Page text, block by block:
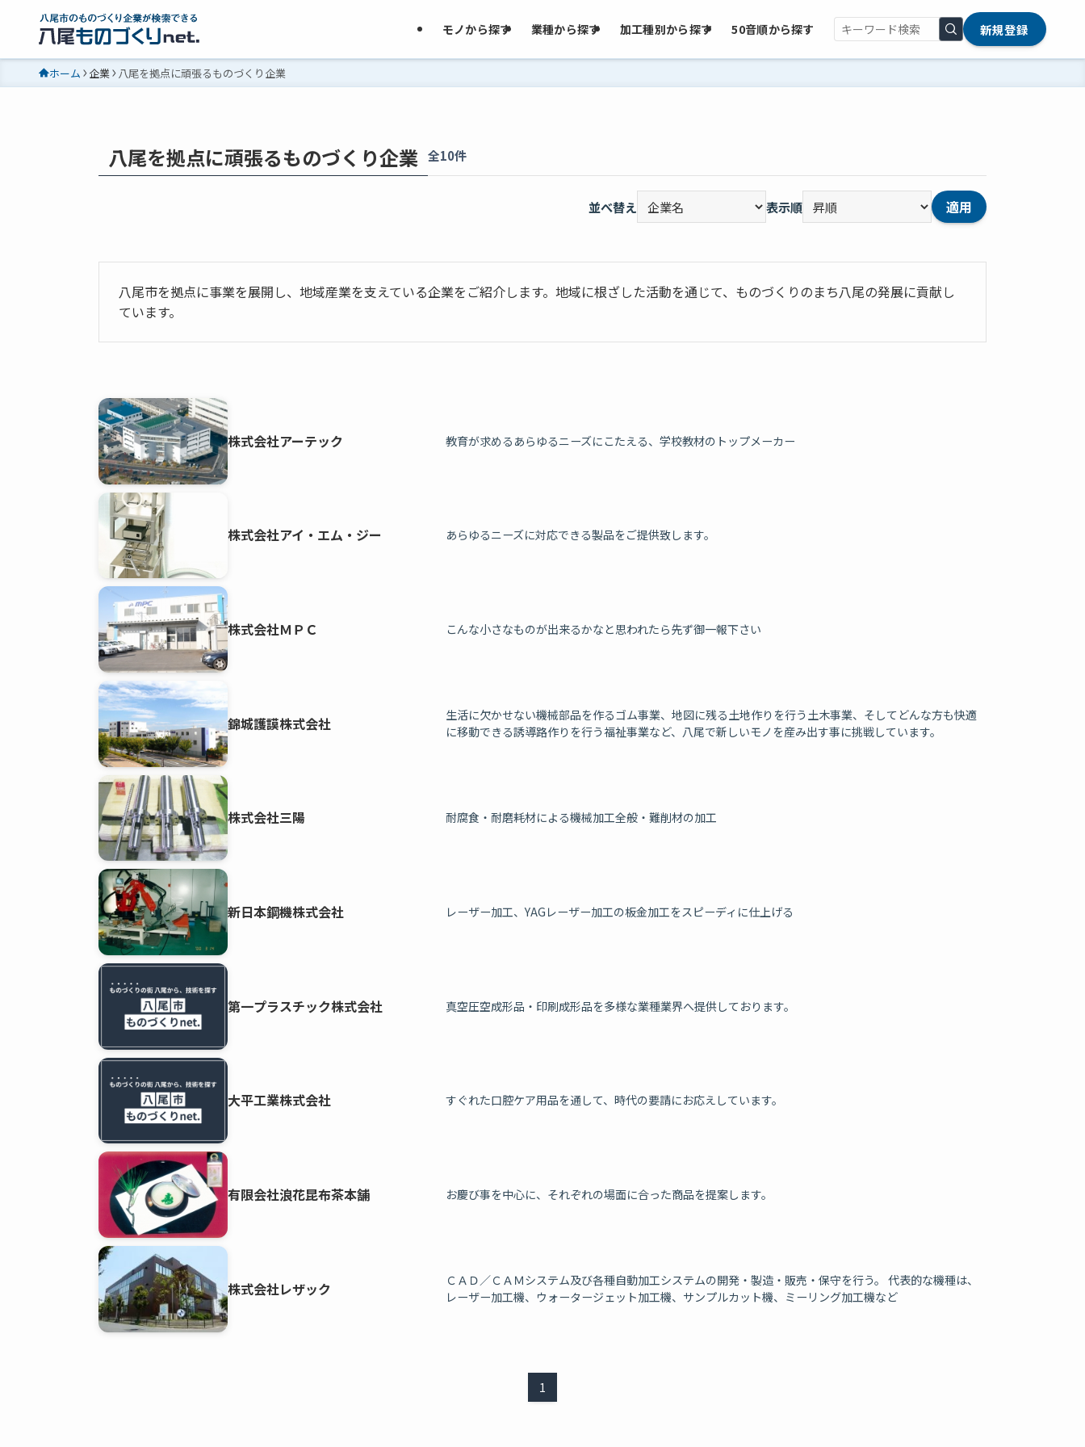
モノから探す 業種から探す 加工種別から探す 50音順から探す 新規登録
ホーム 企業 八尾を拠点に頑張るものづくり企業
八尾を拠点に頑張るものづくり企業 全10件
並べ替え 表示順 適用
八尾市を拠点に事業を展開し、地域産業を支えている企業をご紹介します。地域に根ざした活動を通じて、ものづくりのまち八尾の発展に貢献し
ています。
株式会社アーテック 教育が求めるあらゆるニーズにこたえる、学校教材のトップメーカー
株式会社アイ・エム・ジー あらゆるニーズに対応できる製品をご提供致します。
株式会社ＭＰＣ こんな小さなものが出来るかなと思われたら先ず御一報下さい
錦城護謨株式会社
生活に欠かせない機械部品を作るゴム事業、地図に残る土地作りを行う土木事業、そしてどんな方も快適
に移動できる誘導路作りを行う福祉事業など、八尾で新しいモノを産み出す事に挑戦しています。
株式会社三陽 耐腐食・耐磨耗材による機械加工全般・難削材の加工
新日本鋼機株式会社 レーザー加工、YAGレーザー加工の板金加工をスピーディに仕上げる
第一プラスチック株式会社 真空圧空成形品・印刷成形品を多様な業種業界へ提供しております。
大平工業株式会社 すぐれた口腔ケア用品を通して、時代の要請にお応えしています。
有限会社浪花昆布茶本舗 お慶び事を中心に、それぞれの場面に合った商品を提案します。
株式会社レザック
ＣＡＤ／ＣＡＭシステム及び各種自動加工システムの開発・製造・販売・保守を行う。 代表的な機種は、
レーザー加工機、ウォータージェット加工機、サンプルカット機、ミーリング加工機など
1